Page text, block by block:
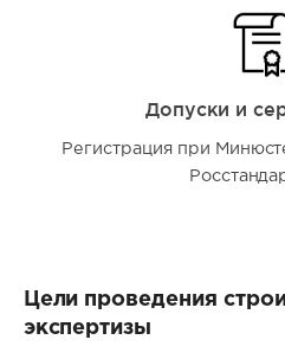
Допуски и
Регистрация при
Цели проведения
экспертизы